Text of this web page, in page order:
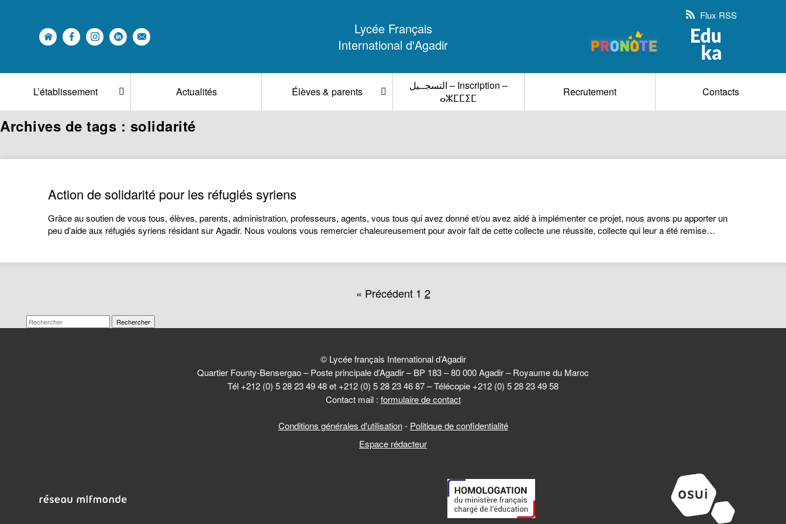
Lycée Français
International d'Agadir
Flux RSS
L’établissement Actualités Élèves & parents
التسجــيل – Inscription –
ⴰⵣⵎⵎⵉⵎ
Recrutement Contacts
Archives de tags : solidarité
Action de solidarité pour les réfugiés syriens
Grâce au soutien de vous tous, élèves, parents, administration, professeurs, agents, vous tous qui avez donné et/ou avez aidé à implémenter ce projet, nous avons pu apporter un
peu d’aide aux réfugiés syriens résidant sur Agadir. Nous voulons vous remercier chaleureusement pour avoir fait de cette collecte une réussite, collecte qui leur a été remise…
« Précédent 1 2
Rechercher
© Lycée français International d’Agadir
Quartier Founty-Bensergao – Poste principale d’Agadir – BP 183 – 80 000 Agadir – Royaume du Maroc
Tél +212 (0) 5 28 23 49 48 et +212 (0) 5 28 23 46 87 – Télécopie +212 (0) 5 28 23 49 58
Contact mail : formulaire de contact
Conditions générales d'utilisation- Politique de confidentialité
Espace rédacteur